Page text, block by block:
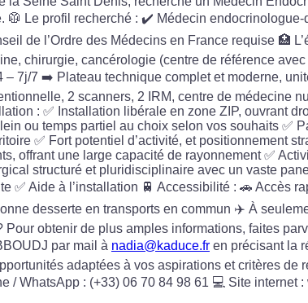
🥼 Le profil recherché : ✔️ Médecin
de l’Ordre des Médecins en France requise 🏥
chirurgie, cancérologie (centre de référence
– 7j/7 ➡️ Plateau technique complet et moderne,
2 scanners, 2 IRM, centre de médecine
: ✅ Installation libérale en zone ZIP, ouvrant
ou temps partiel au choix selon vos souhaits ✅
✅ Fort potentiel d’activité, et positionnement
offrant une large capacité de rayonnement ✅
structuré et pluridisciplinaire avec un vaste
✅ Aide à l’installation 🚆 Accessibilité : 🚗 Accès
desserte en transports en commun ✈️ À
Pour obtenir de plus amples informations, faites
par mail à nadia@kaduce.fr en précisant la
adaptées à vos aspirations et critères de
/ WhatsApp : (+33) 06 70 84 98 61 💻 Site internet